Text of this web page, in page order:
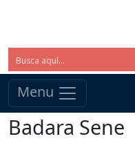
Menu
Badara Sene